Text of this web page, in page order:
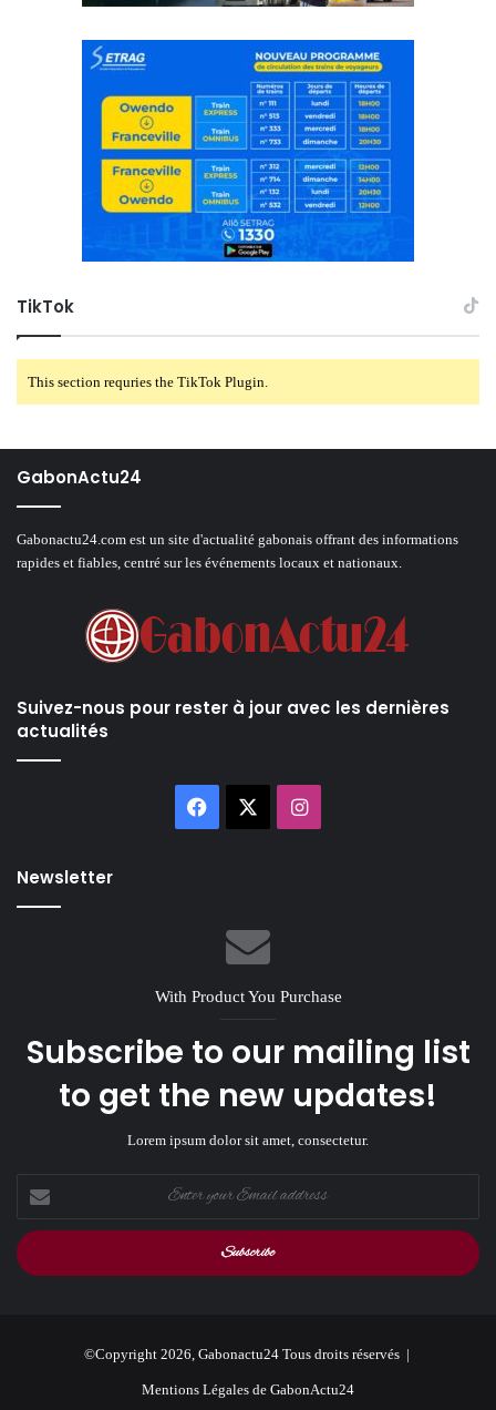
TikTok
This section requries the TikTok Plugin.
GabonActu24
Gabonactu24.com est un site d'actualité gabonais offrant des informations
rapides et fiables, centré sur les événements locaux et nationaux.
Suivez-nous pour rester à jour avec les dernières
actualités
Facebook Instagram
Newsletter
With Product You Purchase
Subscribe to our mailing list
to get the new updates!
Lorem ipsum dolor sit amet, consectetur.
your
Email
address
©Copyright 2026, Gabonactu24 Tous droits réservés |
Mentions Légales de GabonActu24